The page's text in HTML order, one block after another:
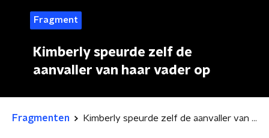
Fragment
Kimberly speurde zelf de
aanvaller van haar vader op
Fragmenten Kimberly speurde zelf de aanvaller van haar vader op